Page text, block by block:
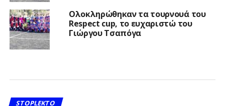
Ολοκληρώθηκαν τα τουρνουά του
Respect cup, το ευχαριστώ του
Γιώργου Τσαπόγα
STOPLEKTO